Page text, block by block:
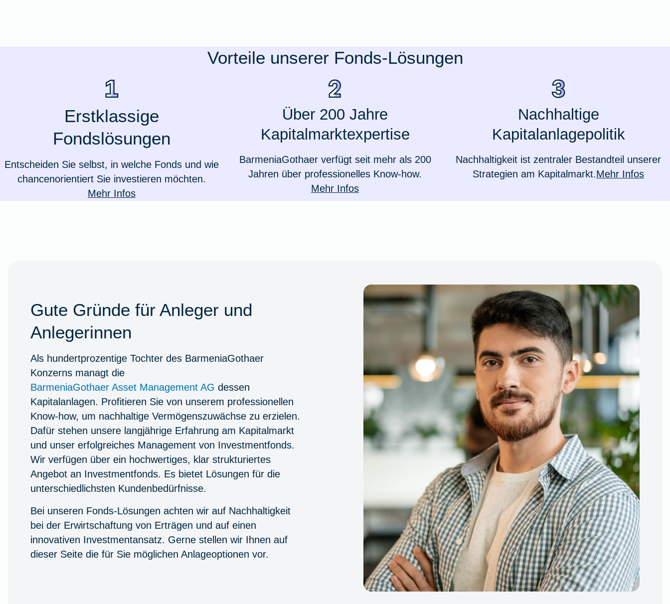
Weil du wichtig bist
Vorteile unserer Fonds-Lösungen
Erstklassige
Fondslösungen
Entscheiden Sie selbst, in welche Fonds und wie
chancenorientiert Sie investieren möchten.
Mehr Infos
Über 200 Jahre
Kapitalmarktexpertise
BarmeniaGothaer verfügt seit mehr als 200
Jahren über professionelles Know-how.
Mehr Infos
Nachhaltige
Kapitalanlagepolitik
Nachhaltigkeit ist zentraler Bestandteil unserer
Strategien am Kapitalmarkt.Mehr Infos
Gute Gründe für Anleger und
Anlegerinnen
Als hundertprozentige Tochter des BarmeniaGothaer
Konzerns managt die
BarmeniaGothaer Asset Management AG dessen
Kapitalanlagen. Profitieren Sie von unserem professionellen
Know-how, um nachhaltige Vermögenszuwächse zu erzielen.
Dafür stehen unsere langjährige Erfahrung am Kapitalmarkt
und unser erfolgreiches Management von Investmentfonds.
Wir verfügen über ein hochwertiges, klar strukturiertes
Angebot an Investmentfonds. Es bietet Lösungen für die
unterschiedlichsten Kundenbedürfnisse.
Bei unseren Fonds-Lösungen achten wir auf Nachhaltigkeit
bei der Erwirtschaftung von Erträgen und auf einen
innovativen Investmentansatz. Gerne stellen wir Ihnen auf
dieser Seite die für Sie möglichen Anlageoptionen vor.